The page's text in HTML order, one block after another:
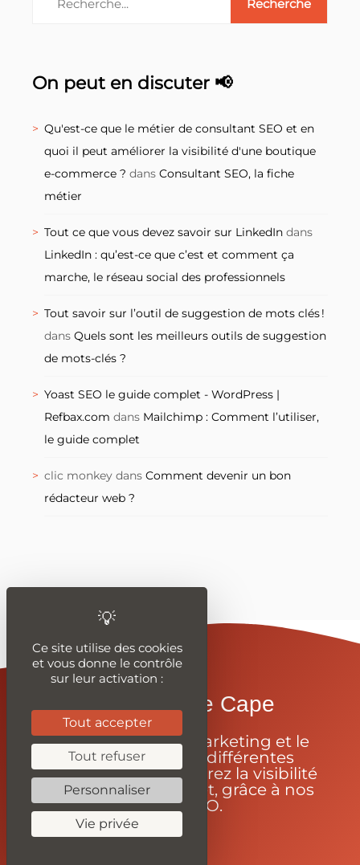
On peut en discuter 📢
Qu'est-ce que le métier de consultant SEO et en
quoi il peut améliorer la visibilité d'une boutique
e-commerce ? dans Consultant SEO, la fiche
métier
Tout ce que vous devez savoir sur LinkedIn dans
LinkedIn : qu’est-ce que c’est et comment ça
marche, le réseau social des professionnels
Tout savoir sur l’outil de suggestion de mots clés !
dans Quels sont les meilleurs outils de suggestion
de mots-clés ?
Yoast SEO le guide complet - WordPress |
Refbax.com dans Mailchimp : Comment l’utiliser,
le guide complet
clic monkey dans Comment devenir un bon
rédacteur web ?
Enfilez-Votre Cape
Apprenez le webmarketing et le
code grâce à nos différentes
ressources et améliorez la visibilité
de votre site internet, grâce à nos
outils SEO.
Ce site utilise des cookies
et vous donne le contrôle
sur leur activation :
Tout accepter
Tout refuser
Personnaliser
Vie privée